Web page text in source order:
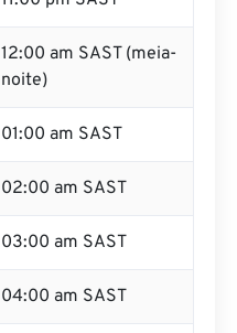
12:00 am SAST (meia-
noite)
01:00 am SAST
02:00 am SAST
03:00 am SAST
04:00 am SAST